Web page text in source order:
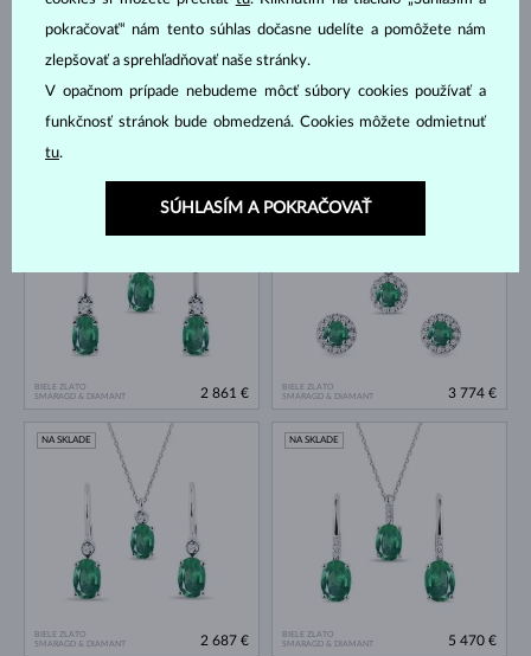
SMARAGD & DIAMANT
BIELE ZLATO
SMARAGD & DIAMANT
2 861 €
BIELE ZLATO
SMARAGD & DIAMANT
3 774 €
BIELE ZLATO
SMARAGD & DIAMANT
NA SKLADE
2 687 €
BIELE ZLATO
SMARAGD & DIAMANT
NA SKLADE
5 470 €
pokračovať“ nám tento súhlas dočasne udelíte a pomôžete nám
zlepšovať a sprehľadňovať naše stránky.
V opačnom prípade nebudeme môcť súbory cookies používať a
funkčnosť stránok bude obmedzená. Cookies môžete odmietnuť
tu.
SÚHLASÍM A POKRAČOVAŤ